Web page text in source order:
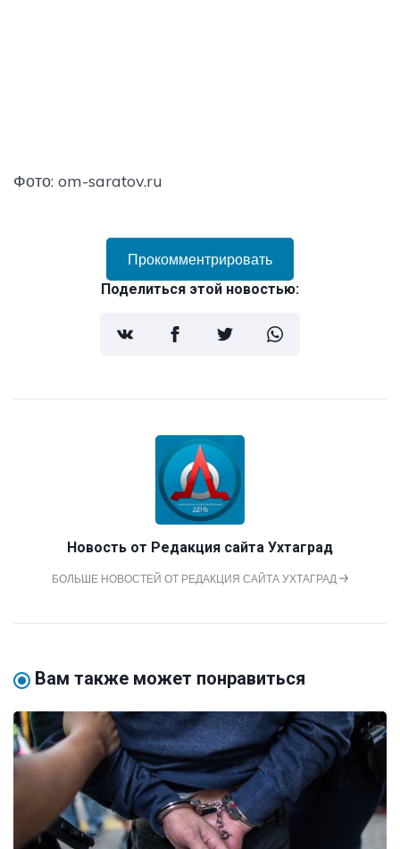
Фото: om-saratov.ru
Прокомментрировать
Поделиться этой новостью:
Новость от Редакция сайта Ухтаград
БОЛЬШЕ НОВОСТЕЙ ОТ РЕДАКЦИЯ САЙТА УХТАГРАД
Вам также может понравиться